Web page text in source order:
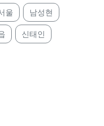
울 남성현
신태인